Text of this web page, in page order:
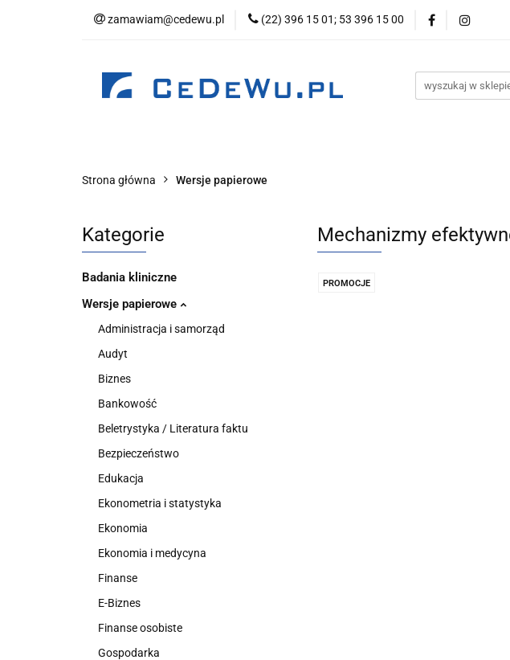
zamawiam@cedewu.pl (22) 396 15 01; 53 396 15 00
Kategorie Nowości Zapowiedzi
Wydawnictwo For English
Strona główna Wersje papierowe
Kategorie
Badania kliniczne
Wersje papierowe
Administracja i samorząd
Audyt
Biznes
Bankowość
Beletrystyka / Literatura faktu
Bezpieczeństwo
Edukacja
Ekonometria i statystyka
Ekonomia
Ekonomia i medycyna
Finanse
E-Biznes
Finanse osobiste
Gospodarka
Mechanizmy
PROMOCJE